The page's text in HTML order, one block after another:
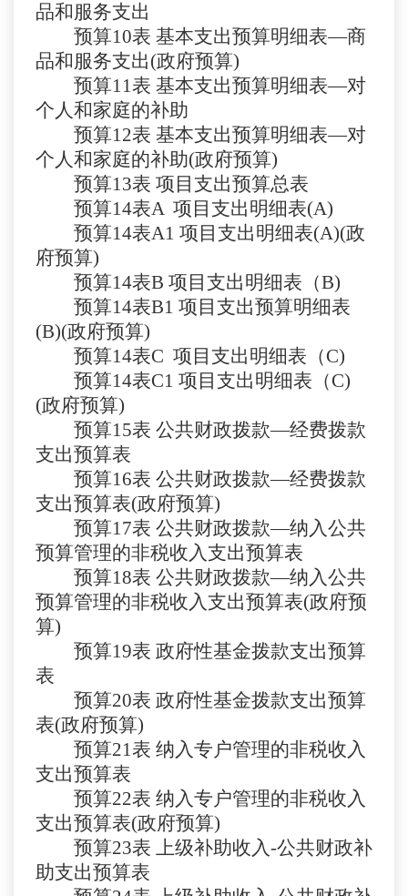
品和服务支出
预算10表 基本支出预算明细表—商
品和服务支出(政府预算)
预算11表 基本支出预算明细表—对
个人和家庭的补助
预算12表 基本支出预算明细表—对
个人和家庭的补助(政府预算)
预算13表 项目支出预算总表
预算14表A 项目支出明细表(A)
预算14表A1 项目支出明细表(A)(政
府预算)
预算14表B 项目支出明细表（B)
预算14表B1 项目支出预算明细表
(B)(政府预算)
预算14表C 项目支出明细表（C)
预算14表C1 项目支出明细表（C)
(政府预算)
预算15表 公共财政拨款—经费拨款
支出预算表
预算16表 公共财政拨款—经费拨款
支出预算表(政府预算)
预算17表 公共财政拨款—纳入公共
预算管理的非税收入支出预算表
预算18表 公共财政拨款—纳入公共
预算管理的非税收入支出预算表(政府预
算)
预算19表 政府性基金拨款支出预算
表
预算20表 政府性基金拨款支出预算
表(政府预算)
预算21表 纳入专户管理的非税收入
支出预算表
预算22表 纳入专户管理的非税收入
支出预算表(政府预算)
预算23表 上级补助收入-公共财政补
助支出预算表